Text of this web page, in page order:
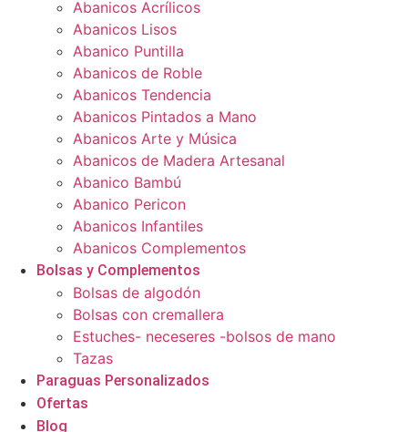
Abanicos Acrílicos
Abanicos Lisos
Abanico Puntilla
Abanicos de Roble
Abanicos Tendencia
Abanicos Pintados a Mano
Abanicos Arte y Música
Abanicos de Madera Artesanal
Abanico Bambú
Abanico Pericon
Abanicos Infantiles
Abanicos Complementos
Bolsas y Complementos
Bolsas de algodón
Bolsas con cremallera
Estuches- neceseres -bolsos de mano
Tazas
Paraguas Personalizados
Ofertas
Blog